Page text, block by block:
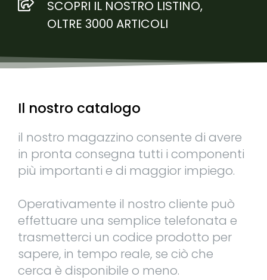
SCOPRI IL NOSTRO LISTINO,
OLTRE 3000 ARTICOLI
Il nostro catalogo
il nostro magazzino consente di avere
in pronta consegna tutti i componenti
più importanti e di maggior impiego.
Operativamente il nostro cliente può
effettuare una semplice telefonata e
trasmetterci un codice prodotto per
sapere, in tempo reale, se ciò che
cerca è disponibile o meno.